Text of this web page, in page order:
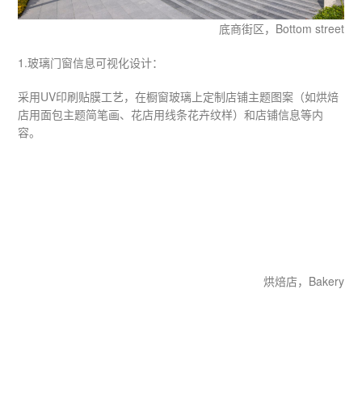
底商街区，Bottom street
1.玻璃门窗信息可视化设计：
采用UV印刷贴膜工艺，在橱窗玻璃上定制店铺主题图案（如烘焙
店用面包主题简笔画、花店用线条花卉纹样）和店铺信息等内
容。
烘焙店，Bakery